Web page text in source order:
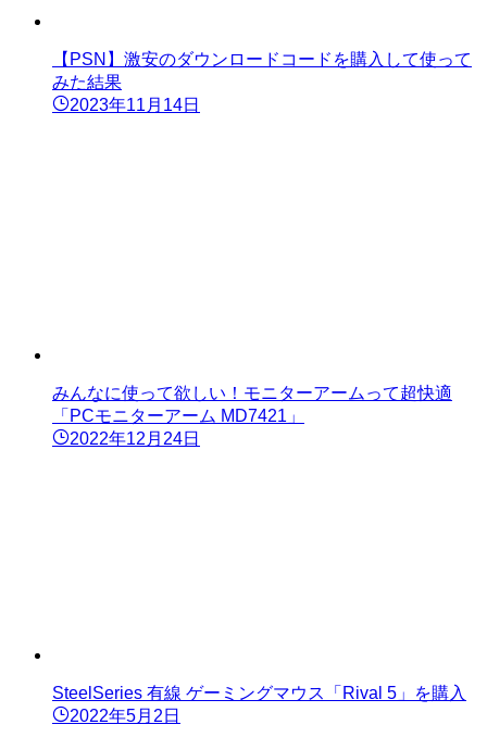
【PSN】激安のダウンロードコードを購入して使って
みた結果
2023年11月14日
みんなに使って欲しい！モニターアームって超快適
「PCモニターアーム MD7421」
2022年12月24日
SteelSeries 有線 ゲーミングマウス「Rival 5」を購入
2022年5月2日